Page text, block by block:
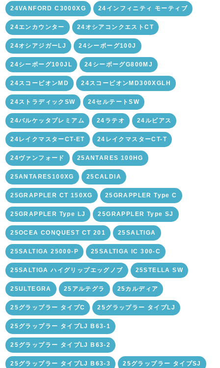
24VANFORD C3000XG 24インフィニティ モーティブ
24エンカウンター 24オシアコンクエストCT
24オシアジガーLJ 24シーボーグ100J
24シーボーグ100JL 24シーボーグG800MJ
24スコーピオンMD 24スコーピオンMD300XGLH
24ストラディックSW 24セルテートSW
24バルケッタプレミアム 24ラテオ 24ルビアス
24レイクマスターCT-ET 24レイクマスターCT-T
24ヴァンフォード 25ANTARES 100HG
25ANTARES100XG 25CALDIA
25GRAPPLER CT 150XG 25GRAPPLER Type C
25GRAPPLER Type LJ 25GRAPPLER Type SJ
25OCEA CONQUEST CT 201 25SALTIGA
25SALTIGA 25000-P 25SALTIGA IC 300-C
25SALTIGA ハイグリップエッグノブ 25STELLA SW
25ULTEGRA 25アルテグラ 25カルディア
25グラップラー タイプC 25グラップラー タイプLJ
25グラップラー タイプLJ B63-1
25グラップラー タイプLJ B63-2
25グラップラー タイプLJ B63-3 25グラップラー タイプSJ